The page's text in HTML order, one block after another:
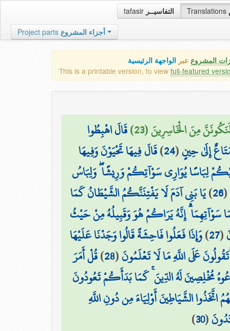
tafasir التفاسيــر Translations
Project parts أجزاء المشروع
المشروع عبر الواجهة الرئيسية
This is a printable version, to view full-featured
مِنَ الْخَاسِرِينَ (23)
قَالَ اهْبِطُوا
إِلَىٰ حِينٍ(
24
)قَالَ فِيهَا تَحْيَوْنَ وَفِيهَا
لِبَاسًا يُوَارِي سَوْآتِكُمْ وَرِيشًا ۖ وَلِبَاسُ
(
26
)يَا بَنِي آدَمَ لَا يَفْتِنَنَّكُمُ الشَّيْطَانُ كَمَا
سَوْآتِهِمَا ۗ إِنَّهُ يَرَاكُمْ هُوَ وَقَبِيلُهُ مِنْ حَيْثُ
(
27
)وَإِذَا فَعَلُوا فَاحِشَةً قَالُوا وَجَدْنَا عَلَيْهَا
عَلَى اللَّهِ مَا لَا تَعْلَمُونَ(
28
)قُلْ أَمَرَ
مُخْلِصِينَ لَهُ الدِّينَ ۚ كَمَا بَدَأَكُمْ تَعُودُونَ
الشَّيَاطِينَ أَوْلِيَاءَ مِن دُونِ اللَّهِ
(
30
)